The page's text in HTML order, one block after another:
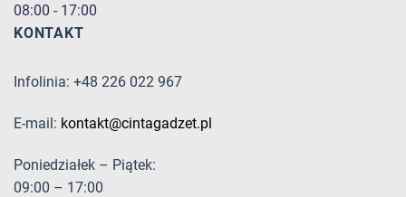
08:00 - 17:00
KONTAKT
Infolinia: +48 226 022 967
E-mail: kontakt@cintagadzet.pl
Poniedziałek – Piątek:
09:00 – 17:00